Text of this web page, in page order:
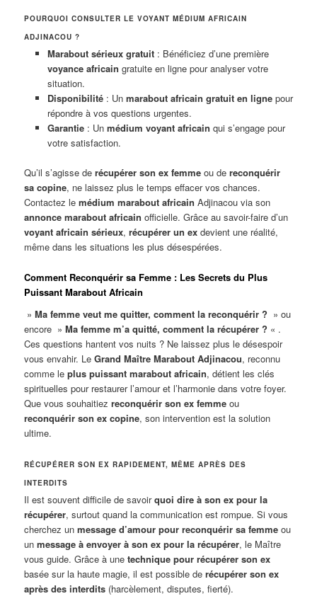
POURQUOI CONSULTER LE VOYANT MÉDIUM AFRICAIN
ADJINACOU ?
Marabout sérieux gratuit: Bénéficiez d’une première
voyance africain gratuite en ligne pour analyser votre
situation.
Disponibilité: Un marabout africain gratuit en lignepour
répondre à vos questions urgentes.
Garantie: Un médium voyant africain qui s’engage pour
votre satisfaction.
Qu’il s’agisse derécupérer son ex femme ou dereconquérir
sa copine, ne laissez plus le temps effacer vos chances.
Contactez lemédium marabout africain Adjinacou via son
annonce marabout africain officielle. Grâce au savoir-faire d’un
voyant africain sérieux,récupérer un ex devient une réalité,
même dans les situations les plus désespérées.
Comment Reconquérir sa Femme : Les Secrets du Plus
Puissant Marabout Africain
»Ma femme veut me quitter, comment la reconquérir ? » ou
encore »Ma femme m’a quitté, comment la récupérer ? « .
Ces questions hantent vos nuits ? Ne laissez plus le désespoir
vous envahir. LeGrand Maître Marabout Adjinacou, reconnu
comme leplus puissant marabout africain, détient les clés
spirituelles pour restaurer l’amour et l’harmonie dans votre foyer.
Que vous souhaitiezreconquérir son ex femme ou
reconquérir son ex copine, son intervention est la solution
ultime.
RÉCUPÉRER SON EX RAPIDEMENT, MÊME APRÈS DES
INTERDITS
Il est souvent difficile de savoirquoi dire à son ex pour la
récupérer, surtout quand la communication est rompue. Si vous
cherchez unmessage d’amour pour reconquérir sa femme ou
unmessage à envoyer à son ex pour la récupérer, le Maître
vous guide. Grâce à unetechnique pour récupérer son ex
basée sur la haute magie, il est possible derécupérer son ex
après des interdits (harcèlement, disputes, fierté).